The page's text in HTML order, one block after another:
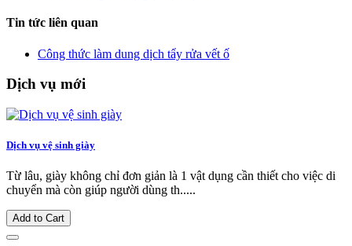
Tin tức liên quan
Công thức làm dung dịch tẩy rửa vết ố
Dịch vụ mới
Dịch vụ vệ sinh giày
Từ lâu, giày không chỉ đơn giản là 1 vật dụng cần thiết cho việc di
chuyển mà còn giúp người dùng th.....
Add to Cart